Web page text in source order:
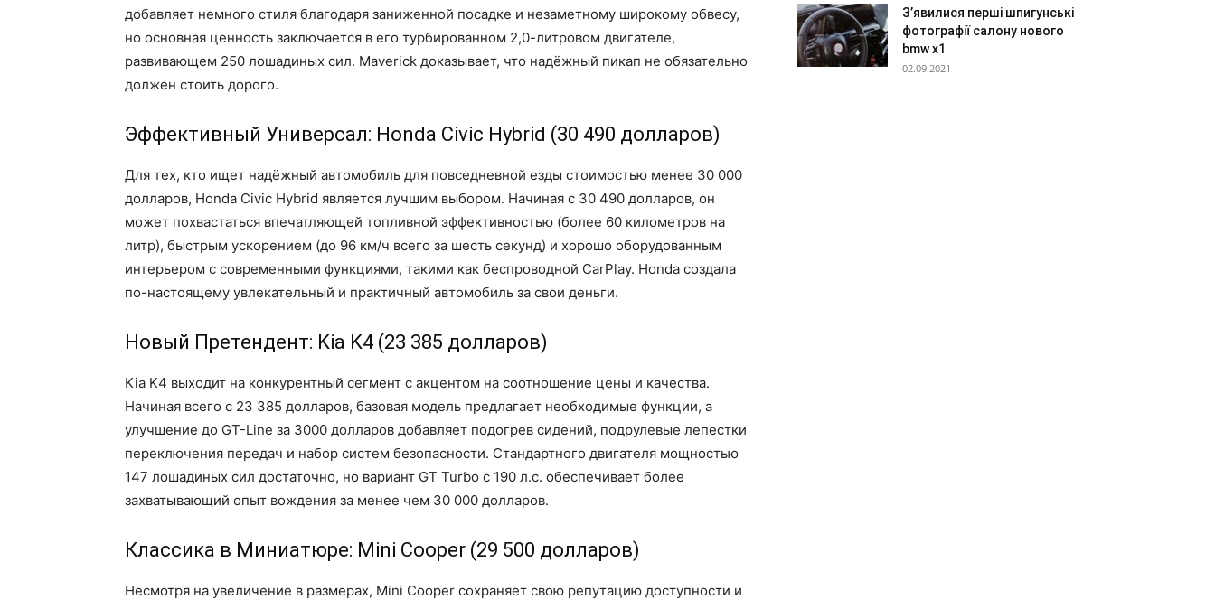
добавляет немного стиля благодаря заниженной посадке и незаметному широкому обвесу,
но основная ценность заключается в его турбированном 2,0-литровом двигателе,
развивающем 250 лошадиных сил. Maverick доказывает, что надёжный пикап не обязательно
должен стоить дорого.
Эффективный Универсал: Honda Civic Hybrid (30 490 долларов)
Для тех, кто ищет надёжный автомобиль для повседневной езды стоимостью менее 30 000
долларов, Honda Civic Hybrid является лучшим выбором. Начиная с 30 490 долларов, он
может похвастаться впечатляющей топливной эффективностью (более 60 километров на
литр), быстрым ускорением (до 96 км/ч всего за шесть секунд) и хорошо оборудованным
интерьером с современными функциями, такими как беспроводной CarPlay. Honda создала
по-настоящему увлекательный и практичный автомобиль за свои деньги.
Новый Претендент: Kia K4 (23 385 долларов)
Kia K4 выходит на конкурентный сегмент с акцентом на соотношение цены и качества.
Начиная всего с 23 385 долларов, базовая модель предлагает необходимые функции, а
улучшение до GT-Line за 3000 долларов добавляет подогрев сидений, подрулевые лепестки
переключения передач и набор систем безопасности. Стандартного двигателя мощностью
147 лошадиных сил достаточно, но вариант GT Turbo с 190 л.с. обеспечивает более
захватывающий опыт вождения за менее чем 30 000 долларов.
Классика в Миниатюре: Mini Cooper (29 500 долларов)
Несмотря на увеличение в размерах, Mini Cooper сохраняет свою репутацию доступности и
З’явилися перші шпигунські
фотографії салону нового
bmw x1
02.09.2021